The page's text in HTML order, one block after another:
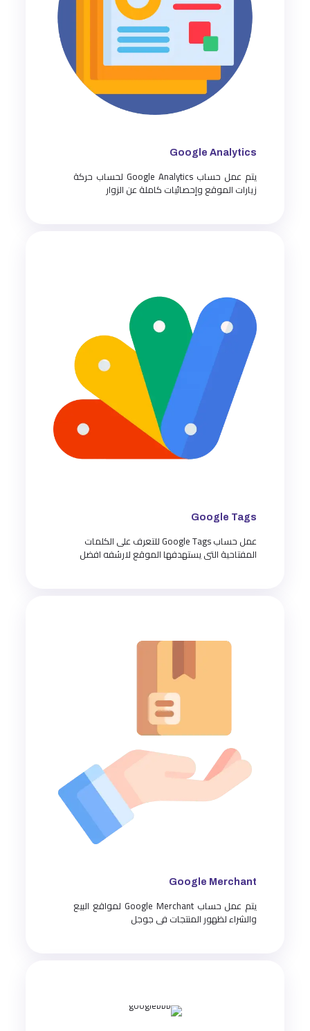
Google Analytics
يتم عمل حساب Google Analytics لحساب حركة
زيارات الموقع وإحصائيات كاملة عن الزوار
Google Tags
عمل حساب Google Tags للتعرف على الكلمات
المفتاحية التى يستهدفها الموقع لارشفه افضل
Google Merchant
يتم عمل حساب Google Merchant لمواقع البيع
والشراء لظهور المنتجات فى جوجل